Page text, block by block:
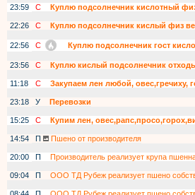
23:59
С
Куплю подсолнечник кислотный
22:26
С
Куплю подсолнечник кислый физ
22:56
С
Куплю подсолнечник гост
23:56
С
Куплю кислый подсолнечник
11:18
С
Закупаем лен любой, овес,гречиху,
23:18
У
Перевозки
15:25
С
Купим лен,
14:54
П
Пшено от производителя
20:00
П
Производитель реализует крупа
09:04
П ООО ТД Рубеж реализует пшено